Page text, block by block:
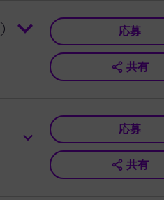
応募
共有
応募
共有